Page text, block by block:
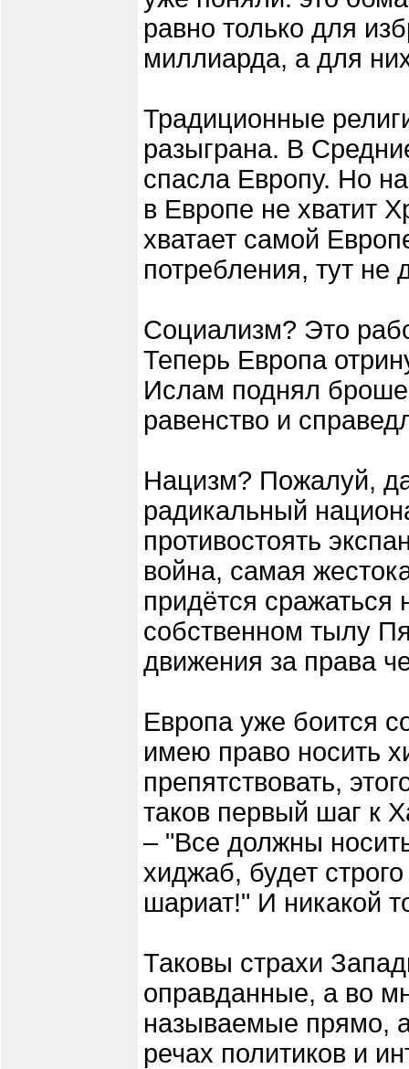
равно только для
миллиарда, а для
Традиционные
разыграна. В
спасла Европу. Но
в Европе не хватит
хватает самой
потребления, тут не
Социализм? Это
Теперь Европа
Ислам поднял
равенство и
Нацизм? Пожалуй,
радикальный
противостоять
война, самая
придётся сражаться
собственном тылу
движения за права
Европа уже боится
имею право носить
препятствовать,
таков первый шаг к
– "Все должны
хиджаб, будет
шариат!" И никакой
Таковы страхи
оправданные, а во
называемые прямо,
речах политиков и